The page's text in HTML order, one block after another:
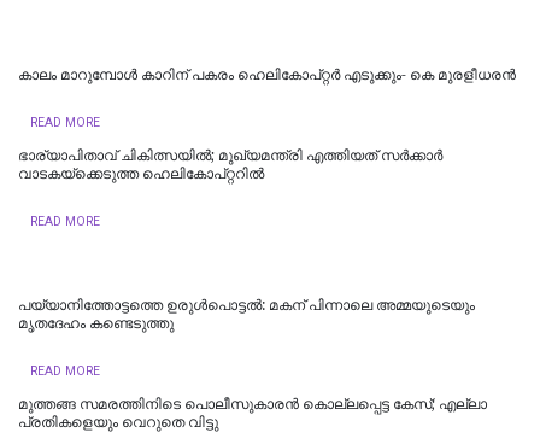
കാലം മാറുമ്പോൾ കാറിന് പകരം ഹെലികോപ്റ്റർ എടുക്കും- കെ മുരളീധരന്‍
READ MORE
ഭാര്യാപിതാവ് ചികിത്സയിൽ; മുഖ്യമന്ത്രി എത്തിയത് സര്‍ക്കാര്‍
വാടകയ്‌ക്കെടുത്ത ഹെലികോപ്റ്ററില്‍
READ MORE
പയ്യാനിത്തോട്ടത്തെ ഉരുൾപൊട്ടൽ: മകന് പിന്നാലെ അമ്മയുടെയും
മൃതദേഹം കണ്ടെടുത്തു
READ MORE
മുത്തങ്ങ സമരത്തിനിടെ പൊലീസുകാരൻ കൊല്ലപ്പെട്ട കേസ്; എല്ലാ
പ്രതികളെയും വെറുതെ വിട്ടു